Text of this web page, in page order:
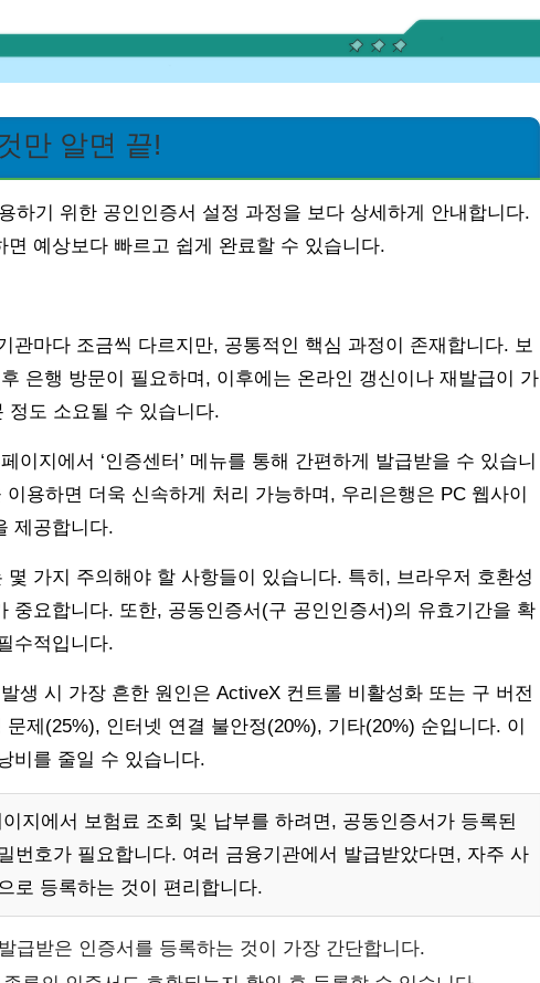
만 알면 끝!
하기 위한 공인인증서 설정 과정을 보다 상세하게 안내합니다.
예상보다 빠르고 쉽게 완료할 수 있습니다.
관마다 조금씩 다르지만, 공통적인 핵심 과정이 존재합니다. 보
은행 방문이 필요하며, 이후에는 온라인 갱신이나 재발급이 가
정도 소요될 수 있습니다.
이지에서 ‘인증센터’ 메뉴를 통해 간편하게 발급받을 수 있습니
이용하면 더욱 신속하게 처리 가능하며, 우리은행은 PC 웹사이
제공합니다.
가지 주의해야 할 사항들이 있습니다. 특히, 브라우저 호환성
중요합니다. 또한, 공동인증서(구 공인인증서)의 유효기간을 확
수적입니다.
생 시 가장 흔한 원인은 ActiveX 컨트롤 비활성화 또는 구 버전
제(25%), 인터넷 연결 불안정(20%), 기타(20%) 순입니다. 이
비를 줄일 수 있습니다.
지에서 보험료 조회 및 납부를 하려면, 공동인증서가 등록된
번호가 필요합니다. 여러 금융기관에서 발급받았다면, 자주 사
로 등록하는 것이 편리합니다.
급받은 인증서를 등록하는 것이 가장 간단합니다.